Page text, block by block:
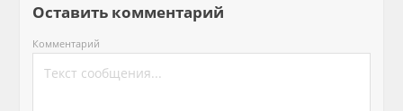
Оставить комментарий
Комментарий